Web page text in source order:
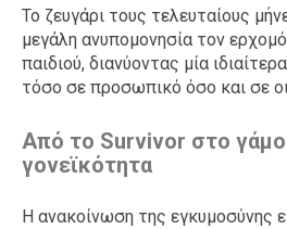
Το ζευγάρι τους τελευταίους
μεγάλη ανυπομονησία τον
παιδιού, διανύοντας μία
τόσο σε προσωπικό όσο και σε
Από το Survivor στο γάμο
γονεϊκότητα
Η ανακοίνωση της εγκυμοσύνης